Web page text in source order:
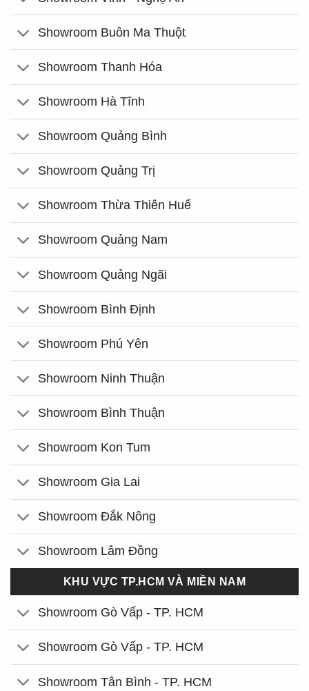
Showroom Buôn Ma Thuột
Showroom Thanh Hóa
Showroom Hà Tĩnh
Showroom Quảng Bình
Showroom Quảng Trị
Showroom Thừa Thiên Huế
Showroom Quảng Nam
Showroom Quảng Ngãi
Showroom Bình Định
Showroom Phú Yên
Showroom Ninh Thuận
Showroom Bình Thuận
Showroom Kon Tum
Showroom Gia Lai
Showroom Đắk Nông
Showroom Lâm Đồng
KHU VỰC TP.HCM VÀ MIỀN NAM
Showroom Gò Vấp - TP. HCM
Showroom Gò Vấp - TP. HCM
Showroom Tân Bình - TP. HCM